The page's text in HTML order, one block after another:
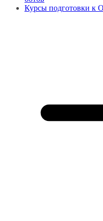
Курсы подготовки к